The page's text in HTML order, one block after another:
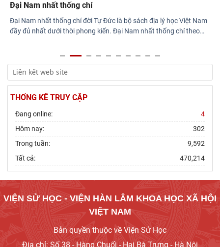
Đại Nam nhất thống chí
Đại Nam nhất thống chí đời Tự Đức là bộ sách địa lý học Việt Nam
đầy đủ nhất dưới thời phong kiến. Đại Nam nhất thống chí theo…
THỐNG KÊ TRUY CẬP
Đang online:
4
Hôm nay:
302
Trong tuần:
9,592
Tất cả:
470,214
VIỆN SỬ HỌC - VIỆN HÀN LÂM KHOA HỌC XÃ HỘI
VIỆT NAM
Bản quyền thuộc về Viện Sử Học
Địa chỉ: Số 38 - Hàng Chuối - Hai Bà Trưng - Hà Nội